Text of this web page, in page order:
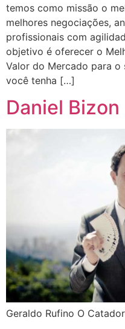
temos como missão o
melhores negociações,
profissionais com
objetivo é oferecer o
Valor do Mercado para o
você tenha […]
Daniel Bizon
Geraldo Rufino O